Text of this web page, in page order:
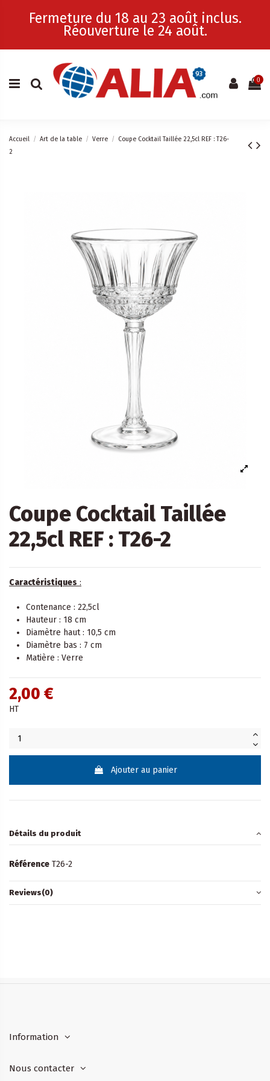
Fermeture du 18 au 23 août inclus.
Réouverture le 24 août.
0
Accueil Art de la table Verre
Coupe Cocktail Taillée 22,5cl REF : T26-
2
Coupe Cocktail Taillée
22,5cl REF : T26-2
Caractéristiques :
Contenance : 22,5cl
Hauteur : 18 cm
Diamètre haut : 10,5 cm
Diamètre bas : 7 cm
Matière : Verre
2,00 €
HT
Ajouter au panier
Détails du produit
Référence T26-2
Reviews(0)
Information
Nous contacter